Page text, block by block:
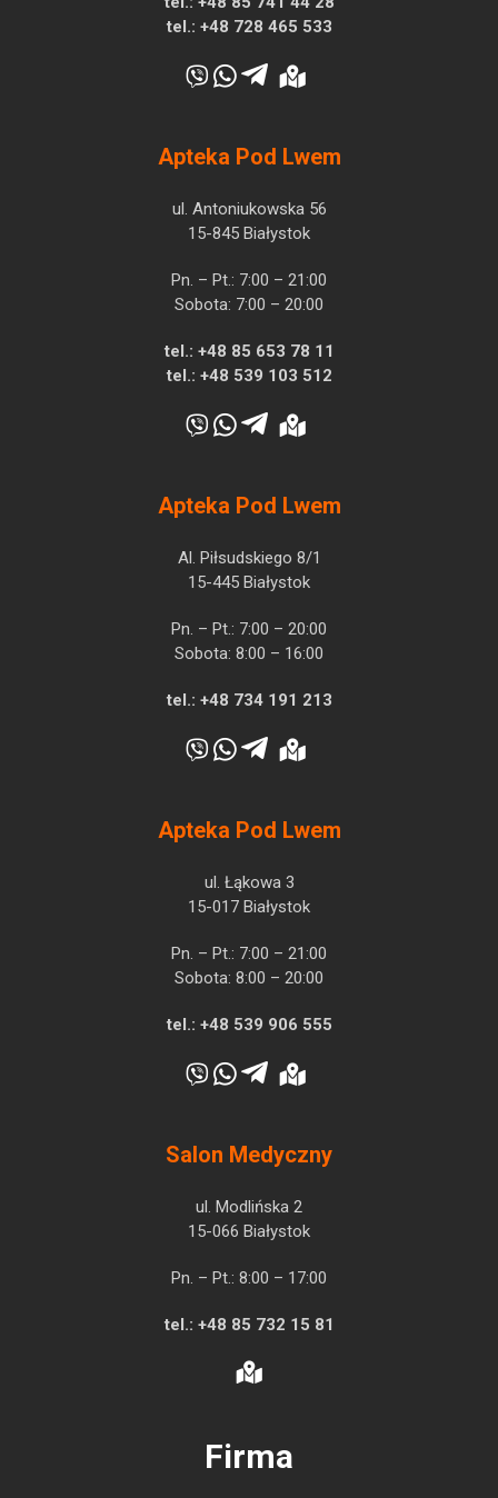
tel.: +48 728 465 533
Apteka Pod Lwem
ul. Antoniukowska 56
15-845 Białystok
Pn. – Pt.: 7:00 – 21:00
Sobota: 7:00 – 20:00
tel.: +48 85 653 78 11
tel.: +48 539 103 512
Apteka Pod Lwem
Al. Piłsudskiego 8/1
15-445 Białystok
Pn. – Pt.: 7:00 – 20:00
Sobota: 8:00 – 16:00
tel.: +48 734 191 213
Apteka Pod Lwem
ul. Łąkowa 3
15-017 Białystok
Pn. – Pt.: 7:00 – 21:00
Sobota: 8:00 – 20:00
tel.: +48 539 906 555
Salon Medyczny
ul. Modlińska 2
15-066 Białystok
Pn. – Pt.: 8:00 – 17:00
tel.: +48 85 732 15 81
Firma